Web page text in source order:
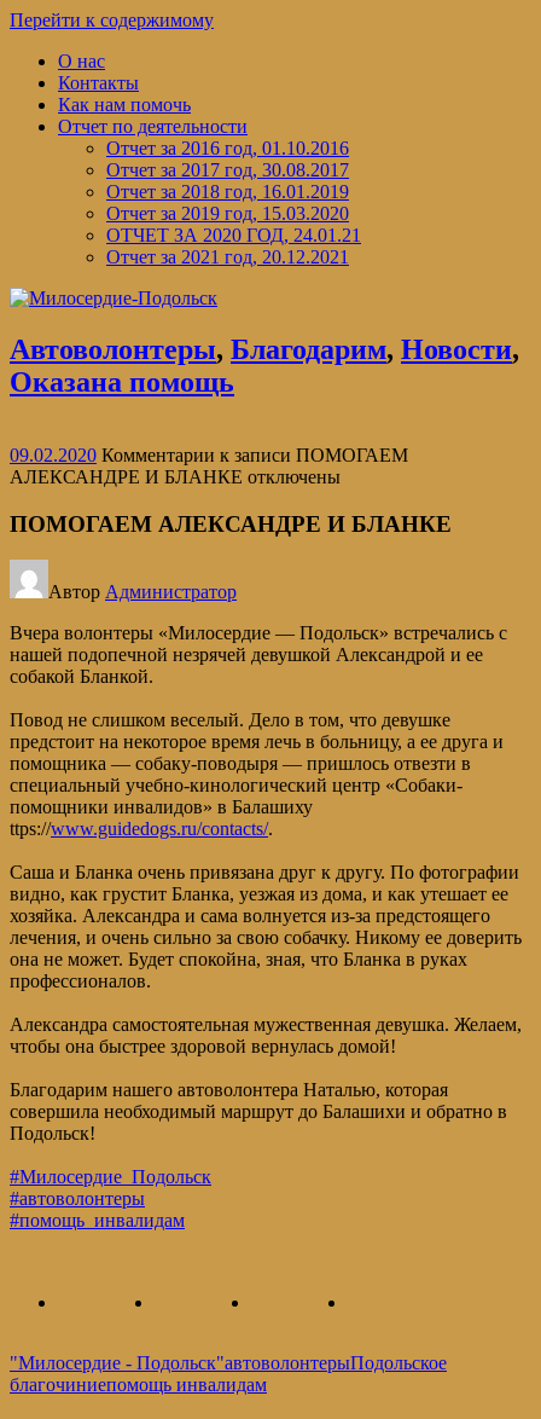
Перейти к содержимому
О нас
Контакты
Как нам помочь
Отчет по деятельности
Отчет за 2016 год, 01.10.2016
Отчет за 2017 год, 30.08.2017
Отчет за 2018 год, 16.01.2019
Отчет за 2019 год, 15.03.2020
ОТЧЕТ ЗА 2020 ГОД, 24.01.21
Отчет за 2021 год, 20.12.2021
Автоволонтеры, Благодарим, Новости,
Оказана помощь
09.02.2020 Комментарии к записи ПОМОГАЕМ
АЛЕКСАНДРЕ И БЛАНКЕ отключены
ПОМОГАЕМ АЛЕКСАНДРЕ И БЛАНКЕ
Автор Администратор
Вчера волонтеры «Милосердие — Подольск» встречались с
нашей подопечной незрячей девушкой Александрой и ее
собакой Бланкой.
Повод не слишком веселый. Дело в том, что девушке
предстоит на некоторое время лечь в больницу, а ее друга и
помощника — собаку-поводыря — пришлось отвезти в
специальный учебно-кинологический центр «Собаки-
помощники инвалидов» в Балашиху
ttps://www.guidedogs.ru/contacts/.
Саша и Бланка очень привязана друг к другу. По фотографии
видно, как грустит Бланка, уезжая из дома, и как утешает ее
хозяйка. Александра и сама волнуется из-за предстоящего
лечения, и очень сильно за свою собачку. Никому ее доверить
она не может. Будет спокойна, зная, что Бланка в руках
профессионалов.
Александра самостоятельная мужественная девушка. Желаем,
чтобы она быстрее здоровой вернулась домой!
Благодарим нашего автоволонтера Наталью, которая
совершила необходимый маршрут до Балашихи и обратно в
Подольск!
#Милосердие_Подольск
#автоволонтеры
#помощь_инвалидам
"Милосердие - Подольск"автоволонтерыПодольское
благочиниепомощь инвалидам